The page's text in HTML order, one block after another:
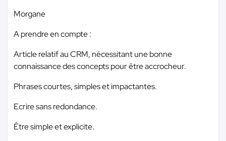
Morgane
A prendre en compte :
Article relatif au CRM, nécessitant une bonne
connaissance des concepts pour être accrocheur.
Phrases courtes, simples et impactantes.
Ecrire sans redondance.
Être simple et explicite.